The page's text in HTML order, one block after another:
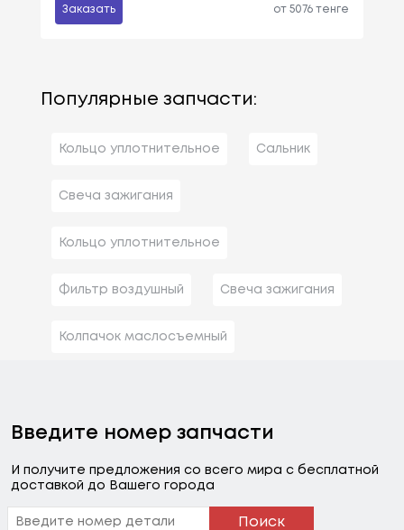
Заказать от 5076 тенге
Популярные запчасти:
Кольцо уплотнительное Сальник
Свеча зажигания
Кольцо уплотнительное
Фильтр воздушный Свеча зажигания
Колпачок маслосъемный
Введите номер запчасти
И получите предложения со всего мира с бесплатной
доставкой до Вашего города
Поиск